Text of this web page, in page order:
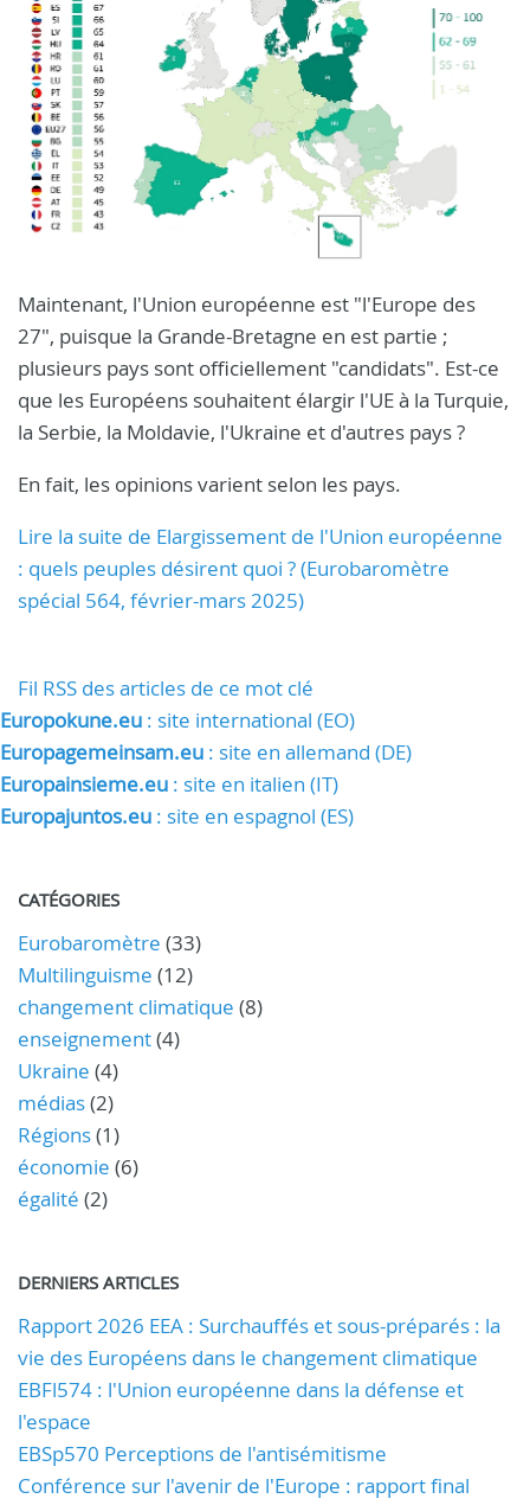
Maintenant, l'Union européenne est "l'Europe des
27", puisque la Grande-Bretagne en est partie ;
plusieurs pays sont officiellement "candidats". Est-ce
que les Européens souhaitent élargir l'UE à la Turquie,
la Serbie, la Moldavie, l'Ukraine et d'autres pays ?
En fait, les opinions varient selon les pays.
Lire la suite de Elargissement de l'Union européenne
: quels peuples désirent quoi ? (Eurobaromètre
spécial 564, février-mars 2025)
Fil RSS des articles de ce mot clé
Europokune.eu : site international (EO)
Europagemeinsam.eu : site en allemand (DE)
Europainsieme.eu : site en italien (IT)
Europajuntos.eu : site en espagnol (ES)
CATÉGORIES
Eurobaromètre (33)
Multilinguisme (12)
changement climatique (8)
enseignement(4)
Ukraine (4)
médias(2)
Régions(1)
économie (6)
égalité (2)
DERNIERS ARTICLES
Rapport 2026 EEA : Surchauffés et sous-préparés : la
vie des Européens dans le changement climatique
EBFl574 : l'Union européenne dans la défense et
l'espace
EBSp570 Perceptions de l'antisémitisme
Conférence sur l'avenir de l'Europe : rapport final